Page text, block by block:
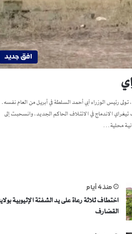
افق جديد
بقلم يوناس ييزيزيو باحث في مجلة هورن ريفيو في أعقاب الحركات الشعبية التي اجتاحت أجزاءً من البلاد قبل عام 2018، تولى رئيس الوزراء آبي أحمد السلطة في أبريل من العام نفسه.
ورفضت جبهة تحرير شعب تيغراي الاندماج في الائتلاف الحاكم الجديد، وانسحبت إلى
منذ 4 أيام
اختطاف ثلاثة رعاة على يد الشفتة الإثيوبية
القضارف